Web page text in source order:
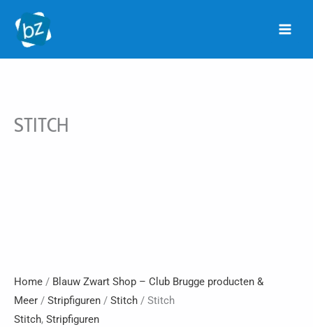
naar
STITCH
Home / Blauw Zwart Shop – Club Brugge producten &
Meer / Stripfiguren / Stitch / Stitch
Stitch, Stripfiguren